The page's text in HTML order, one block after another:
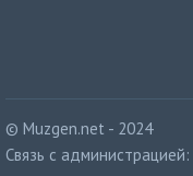
© Muzgen.net - 2024
Связь с администрацией: